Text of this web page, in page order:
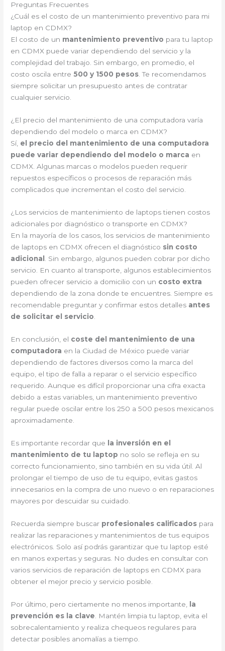
Preguntas Frecuentes
¿Cuál es el costo de un mantenimiento preventivo para mi
laptop en CDMX?
El costo de un mantenimiento preventivo para tu laptop
en CDMX puede variar dependiendo del servicio y la
complejidad del trabajo. Sin embargo, en promedio, el
costo oscila entre 500 y 1500 pesos. Te recomendamos
siempre solicitar un presupuesto antes de contratar
cualquier servicio.
¿El precio del mantenimiento de una computadora varía
dependiendo del modelo o marca en CDMX?
Sí, el precio del mantenimiento de una computadora
puede variar dependiendo del modelo o marca en
CDMX. Algunas marcas o modelos pueden requerir
repuestos específicos o procesos de reparación más
complicados que incrementan el costo del servicio.
¿Los servicios de mantenimiento de laptops tienen costos
adicionales por diagnóstico o transporte en CDMX?
En la mayoría de los casos, los servicios de mantenimiento
de laptops en CDMX ofrecen el diagnóstico sin costo
adicional
. Sin embargo, algunos pueden cobrar por dicho
servicio. En cuanto al transporte, algunos establecimientos
pueden ofrecer servicio a domicilio con un costo extra
dependiendo de la zona donde te encuentres. Siempre es
recomendable preguntar y confirmar estos detalles antes
de solicitar el servicio
En conclusión, el coste del mantenimiento de una
computadora en la Ciudad de México puede variar
dependiendo de factores diversos como la marca del
equipo, el tipo de falla a reparar o el servicio específico
requerido. Aunque es difícil proporcionar una cifra exacta
debido a estas variables, un mantenimiento preventivo
regular puede oscilar entre los 250 a 500 pesos mexicanos
aproximadamente.
Es importante recordar que
la inversión en el
mantenimiento de tu laptop no solo se refleja en su
correcto funcionamiento, sino también en su vida útil. Al
prolongar el tiempo de uso de tu equipo, evitas gastos
innecesarios en la compra de uno nuevo o en reparaciones
mayores por descuidar su cuidado.
Recuerda siempre buscar profesionales calificados para
realizar las reparaciones y mantenimientos de tus equipos
electrónicos. Solo así podrás garantizar que tu laptop esté
en manos expertas y seguras. No dudes en consultar con
varios servicios de reparación de laptops en CDMX para
obtener el mejor precio y servicio posible.
Por último, pero ciertamente no menos importante,
la
prevención es la clave . Mantén limpia tu laptop, evita el
sobrecalentamiento y realiza chequeos regulares para
detectar posibles anomalías a tiempo.